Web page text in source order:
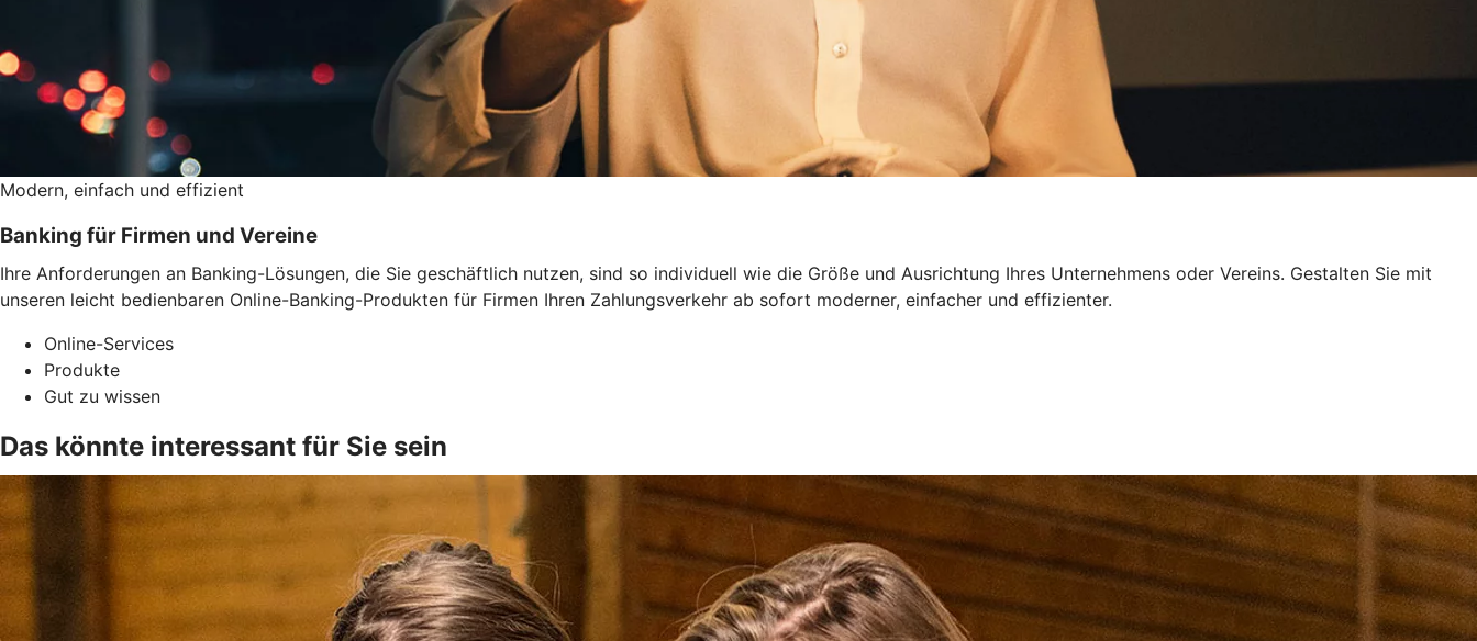
Modern, einfach und effizient
Banking für Firmen und Vereine
Ihre Anforderungen an Banking-Lösungen, die Sie geschäftlich nutzen, sind so individuell wie die Größe und Ausrichtung Ihres Unternehmens oder Vereins. Gestalten Sie mit
unseren leicht bedienbaren Online-Banking-Produkten für Firmen Ihren Zahlungsverkehr ab sofort moderner, einfacher und effizienter.
Online-Services
Produkte
Gut zu wissen
Das könnte interessant für Sie sein